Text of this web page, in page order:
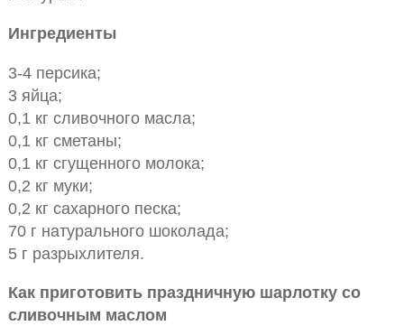
Ингредиенты
3-4 персика;
3 яйца;
0,1 кг сливочного масла;
0,1 кг сметаны;
0,1 кг сгущенного молока;
0,2 кг муки;
0,2 кг сахарного песка;
70 г натурального шоколада;
5 г разрыхлителя.
Как приготовить праздничную шарлотку со
сливочным маслом